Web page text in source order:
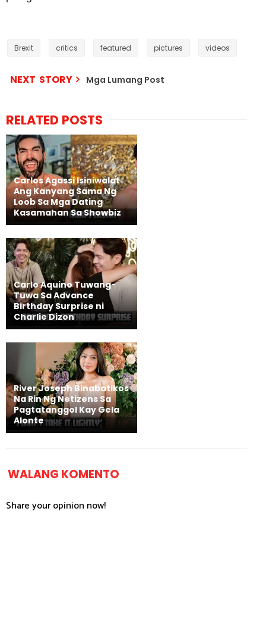
Brexit critics featured pictures videos
NEXT STORY Mga Lumang Post
RELATED POSTS
Carlos Agassi Isiniwalat
Ang Kanyang Sama Ng
Loob Sa Mga Dating
Kasamahan Sa Showbiz
Carlo Aquino Tuwang-
Tuwa Sa Advance
Birthday Surprise ni
Charlie Dizon
River Joseph Binabatikos
Na Rin Ng Netizens Sa
Pagtatanggol Kay Gela
Alonte
WALANG KOMENTO
Share your opinion now!